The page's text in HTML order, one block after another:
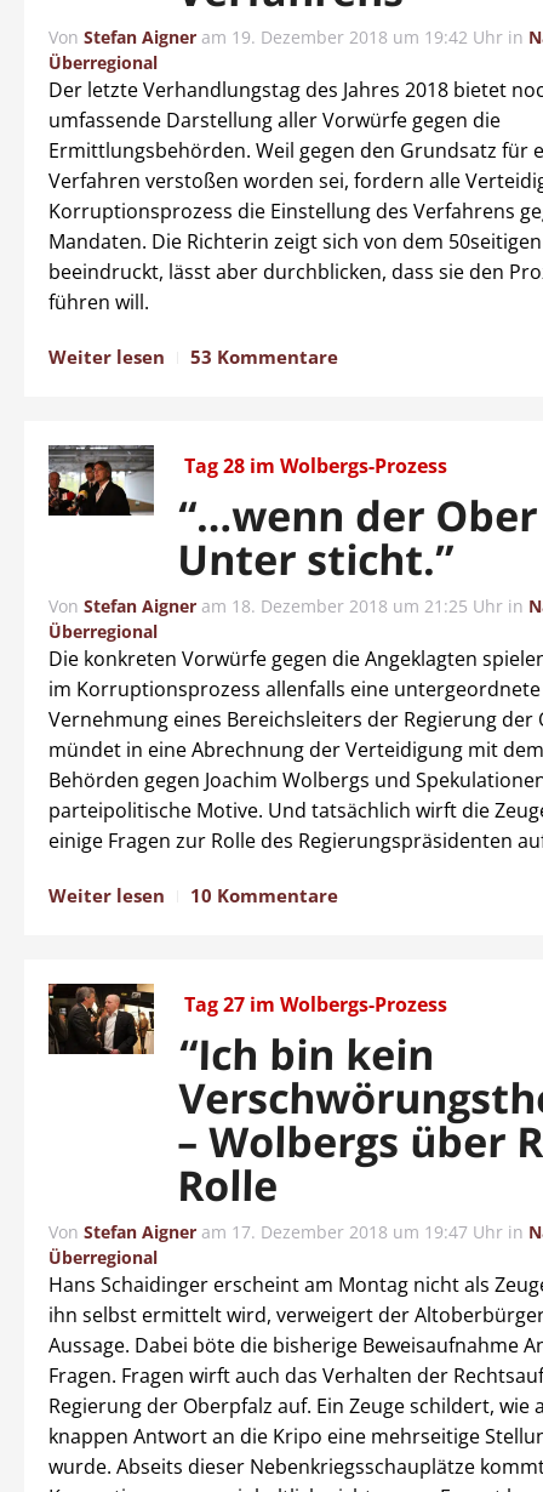
Von Stefan Aigner am 19. Dezember 2018 um 19:42 Uhr in
Überregional
Der letzte Verhandlungstag des Jahres 2018 bietet
umfassende Darstellung aller Vorwürfe gegen die
Ermittlungsbehörden. Weil gegen den Grundsatz für
Verfahren verstoßen worden sei, fordern alle
Korruptionsprozess die Einstellung des Verfahrens
Mandaten. Die Richterin zeigt sich von dem
beeindruckt, lässt aber durchblicken, dass sie den
führen will.
Weiter lesen 53 Kommentare
Tag 28 im Wolbergs-Prozess
“…wenn der
Unter sticht.”
Von Stefan Aigner am 18. Dezember 2018 um 21:25 Uhr in
Überregional
Die konkreten Vorwürfe gegen die Angeklagten
im Korruptionsprozess allenfalls eine untergeordnete
Vernehmung eines Bereichsleiters der Regierung der
mündet in eine Abrechnung der Verteidigung mit
Behörden gegen Joachim Wolbergs und
parteipolitische Motive. Und tatsächlich wirft die
einige Fragen zur Rolle des Regierungspräsidenten
Weiter lesen 10 Kommentare
Tag 27 im Wolbergs-Prozess
“Ich bin kein
– Wolbergs über
Rolle
Von Stefan Aigner am 17. Dezember 2018 um 19:47 Uhr in
Überregional
Hans Schaidinger erscheint am Montag nicht als
ihn selbst ermittelt wird, verweigert der
Aussage. Dabei böte die bisherige Beweisaufnahme
Fragen. Fragen wirft auch das Verhalten der
Regierung der Oberpfalz auf. Ein Zeuge schildert, wie
knappen Antwort an die Kripo eine mehrseitige
wurde. Abseits dieser Nebenkriegsschauplätze